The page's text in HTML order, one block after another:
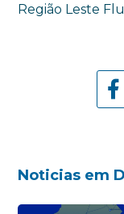
Região Leste
Noticias em